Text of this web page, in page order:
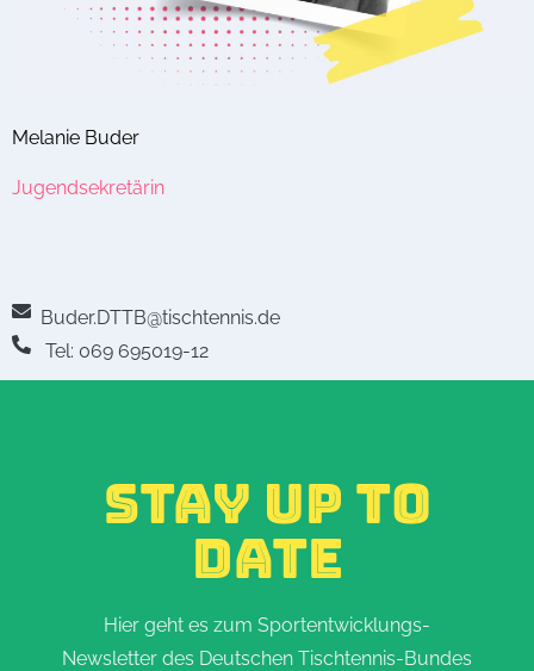
Melanie Buder
Jugendsekretärin
Buder.DTTB@tischtennis.de
Tel: 069 695019-12
STAY UP TO
DATE
Hier geht es zum Sportentwicklungs-
Newsletter des Deutschen Tischtennis-Bundes